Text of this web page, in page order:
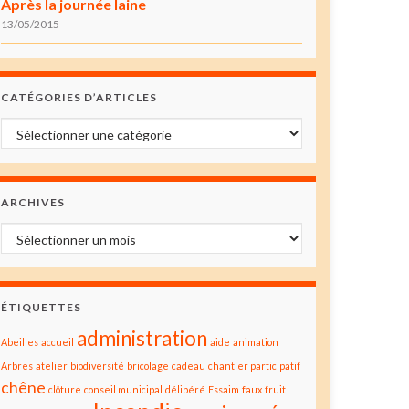
Après la journée laine
13/05/2015
CATÉGORIES D’ARTICLES
Catégories d’articles
ARCHIVES
Archives
ÉTIQUETTES
Abeilles accueil administration aide animation
Arbres atelier biodiversité bricolage cadeau chantier participatif
chêne clôture conseil municipal délibéré Essaim faux fruit